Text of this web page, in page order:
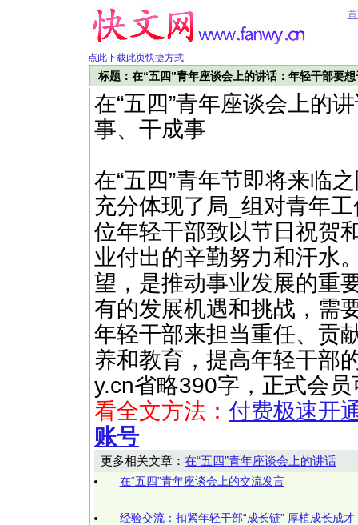
点此下载此页快捷方式
标题：在“五四”青年座谈会上的讲话：年轻干部要
在“五四”青年座谈会上的
事、干成事
在“五四”青年节即将来临
充分体现了局_组对青年
位年轻干部致以节日祝贺
业付出的辛勤努力和汗水
望，是推动事业发展的重
有的发展机遇和挑战，需
年轻干部来担当重任、贡
养和教育，提高年轻干
y.cn省略390字，正式会
看全文方法： 付费极速开
账号
更多相关文章： 在“五四”青年座谈会上的讲话
在“五四”青年座谈会上的交流发言
经验交流：扣紧年轻干部“成长链” 厚植成长成才